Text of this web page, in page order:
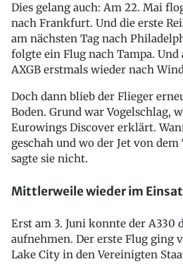
Dies gelang auch: Am 22. Mai
nach Frankfurt. Und die erste
am nächsten Tag nach
folgte ein Flug nach Tampa.
AXGB erstmals wieder nach
Doch dann blieb der Flieger
Boden. Grund war Vogelschlag,
Eurowings Discover erklärt.
geschah und wo der Jet von
sagte sie nicht.
Mittlerweile wieder im
Erst am 3. Juni konnte der A330
aufnehmen. Der erste Flug ging
Lake City in den Vereinigten